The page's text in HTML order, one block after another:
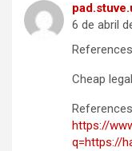
6 de abril
Cheap
https://
q=https://